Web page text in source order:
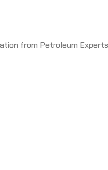
from Petroleum Experts